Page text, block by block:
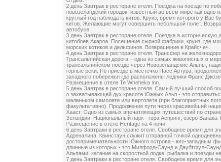
2 день Завтрак в ресторане отеля. Поездка на поезде по
новозеландский городок, известный во всем мире как одно
круглый год наблюдать китов. Круиз, время которого у Вас
китов. Желающие могут совершить небольшой полет.
автобусе.
3 день Завтрак в ресторане отеля. Поездка в историческую
китобоев Акароа. Посещение сырной фабрики, круиз, где
морских котиков и дельфинов. Возвращение в Крайсчеч.
4 день Завтрак в ресторане отеля. Трансфер на
Трансальпийская дорога – одна из самых живописных в
трансальпийском поезде через Новозеландские Альпы,
горные реки. По приезде в местечко Пасс Артура,
западного побережья где расположены ледники Франс
Размещение в отеле Te Wheheka Inn.
5 день Завтрак в ресторане отеля. Cамый лучший способ
о захватывающей дух красоте Южных Альп - это
маленьком самолете или вертолете (при благоприятных
факультативно). Продолжение пути через красивейший
Хааст. Одно из самых впечатляющих путешествий по
Зеландии, Национальный парк - гора Аспринг, озеро Ванака.
Размещение в отеле Heritage на 4 ночи.
6 день Завтраки в ресторане отеля. Свободное время для
Адреналина. Квинстаун служит отправной точкой
достопримечательности Южного острова - юго-западным
длинные из которых - это Милфорд-Саунд и Даубтфул-
Альпами, катание на скоростной лодке, рыбалка и поездки
7 день Завтраки в ресторане отеля. Свободное время для